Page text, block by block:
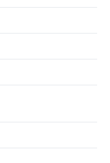
ca spațiu de
cu verdeață și